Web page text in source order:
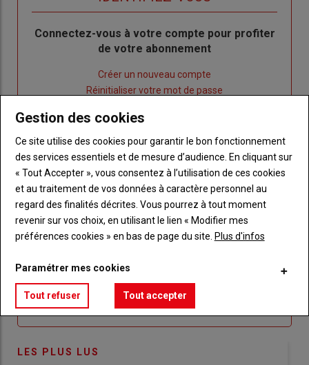
Body
Connectez-vous à votre compte pour profiter
de votre abonnement
nouveau
compte"
Créer un nouveau compte
votre
mot
de
passe"
Réinitialiser votre mot de passe
Lien
"Je
connecte"
Je me connecte
Sous-
titre
Vous n'êtes pas abonné(e)
TITRE CRÉEZ UN COMPTE
compte pour accéder à tout Réussir Agri72
Lien Créez un compte
LES PLUS LUS
Gestion des cookies
Ce site utilise des cookies pour garantir le bon fonctionnement
des services essentiels et de mesure d’audience. En cliquant sur
« Tout Accepter », vous consentez à l’utilisation de ces cookies
et au traitement de vos données à caractère personnel au
regard des finalités décrites. Vous pourrez à tout moment
revenir sur vos choix, en utilisant le lien « Modifier mes
préférences cookies » en bas de page du site. Plus d'infos
Paramétrer mes cookies
Tout refuser Tout accepter